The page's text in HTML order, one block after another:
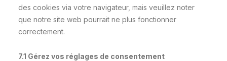
des cookies via votre navigateur, mais veuillez noter
que notre site web pourrait ne plus fonctionner
correctement.
7.1 Gérez vos réglages de consentement